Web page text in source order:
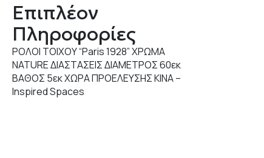
Επιπλέον
Πληροφορίες
ΡΟΛΟΙ ΤΟΙΧΟΥ “Paris 1928” ΧΡΩΜΑ
NATURE ΔΙΑΣΤΑΣΕΙΣ ΔΙΑΜΕΤΡΟΣ 60εκ
ΒΑΘΟΣ 5εκ ΧΩΡΑ ΠΡΟΕΛΕΥΣΗΣ ΚΙΝΑ –
Inspired Spaces